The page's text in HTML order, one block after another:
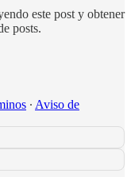
este post y obtener
posts.
∙ Aviso de